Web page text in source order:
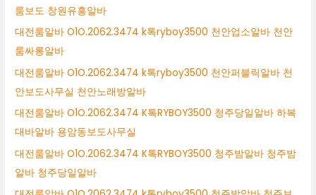
룸보도 창원유흥알바
대전룸알바 O1O.2062.3474 k톡ryboy3500 천안업소알바 천안
룸싸롱알바
대전룸알바 O1O.2062.3474 k톡ryboy3500 천안퍼블릭알바 천
안보도사무실 천안노래방알바
대전룸알바 O1O.2062.3474 K톡RYBOY3500 청주당일알바 하복
대바알바 용암동보도사무실
대전룸알바 O1O.2062.3474 K톡RYBOY3500 청주밤알바 청주밤
알바 청주당일알바